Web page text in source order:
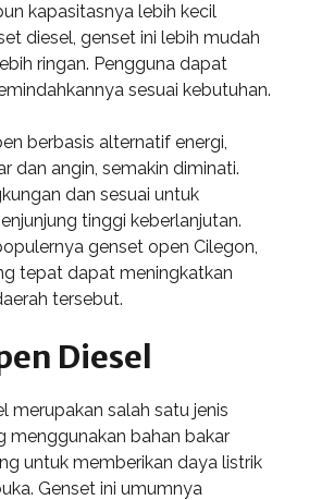
kapasitasnya lebih kecil
diesel, genset ini lebih mudah
ringan. Pengguna dapat
sesuai kebutuhan.
berbasis alternatif energi,
dan angin, semakin diminati.
dan sesuai untuk
tinggi keberlanjutan.
genset open Cilegon,
tepat dapat meningkatkan
tersebut.
Diesel
merupakan salah satu jenis
menggunakan bahan bakar
untuk memberikan daya listrik
Genset ini umumnya